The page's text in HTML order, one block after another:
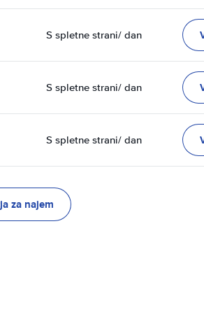
S spletne strani/ dan
S spletne strani/ dan
S spletne strani/ dan
za najem